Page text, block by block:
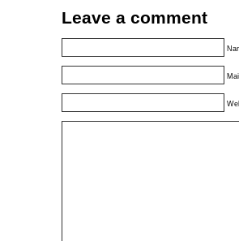
Leave a comment